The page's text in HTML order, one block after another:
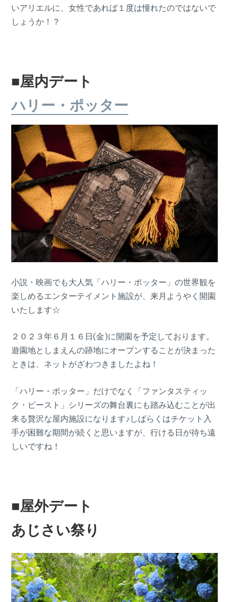
いアリエルに、女性であれば１度は憧れたのではないで
しょうか！？
■屋内デート
ハリー・ポッター
小説・映画でも大人気「ハリー・ポッター」の世界観を
楽しめるエンターテイメント施設が、来月ようやく開園
いたします☆
２０２３年６月１６日(金)に開園を予定しております。
遊園地としまえんの跡地にオープンすることが決まった
ときは、ネットがざわつきましたよね！
「ハリー・ポッター」だけでなく「ファンタスティッ
ク・ビースト」シリーズの舞台裏にも踏み込むことが出
来る贅沢な屋内施設になります♪しばらくはチケット入
手が困難な期間が続くと思いますが、行ける日が待ち遠
しいですね！
■屋外デート
あじさい祭り